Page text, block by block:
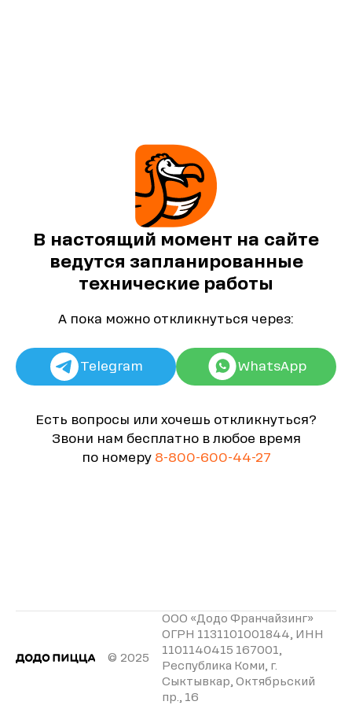
В настоящий момент на сайте
ведутся запланированные
технические работы
А пока можно откликнуться через:
Telegram WhatsApp
Есть вопросы или хочешь откликнуться?
Звони нам бесплатно в любое время
по номеру 8-800-600-44-27
© 2025
ООО «Додо Франчайзинг»
ОГРН 1131101001844, ИНН
1101140415 167001,
Республика Коми, г.
Сыктывкар, Октябрьский
пр., 16